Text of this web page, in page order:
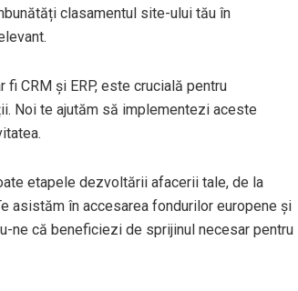
clasamentul site-ului tău în
CRM și ERP, este crucială pentru
Noi te ajutăm să implementezi aceste
etapele dezvoltării afacerii tale, de la
asistăm în accesarea fondurilor europene și
ne că beneficiezi de sprijinul necesar pentru